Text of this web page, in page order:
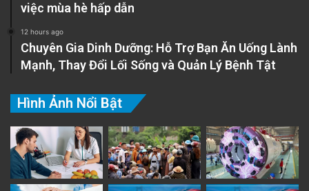
việc mùa hè hấp dẫn
12 hours ago
Chuyên Gia Dinh Dưỡng: Hỗ Trợ Bạn Ăn Uống Lành
Mạnh, Thay Đổi Lối Sống và Quản Lý Bệnh Tật
Hình Ảnh Nổi Bật